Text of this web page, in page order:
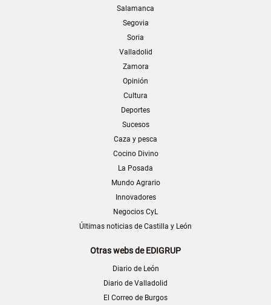
Salamanca
Segovia
Soria
Valladolid
Zamora
Opinión
Cultura
Deportes
Sucesos
Caza y pesca
Cocino Divino
La Posada
Mundo Agrario
Innovadores
Negocios CyL
Últimas noticias de Castilla y León
Otras webs de EDIGRUP
Diario de León
Diario de Valladolid
El Correo de Burgos